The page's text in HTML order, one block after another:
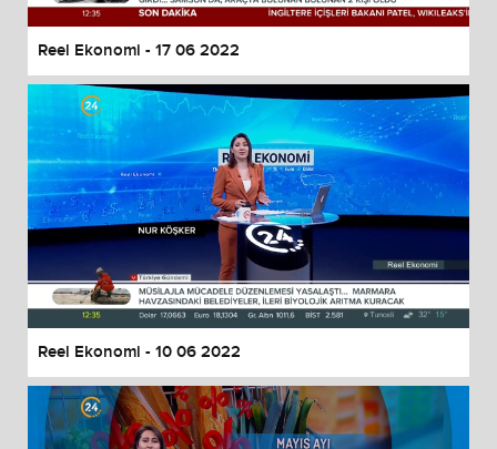
Reel Ekonomi - 17 06 2022
Reel Ekonomi - 10 06 2022